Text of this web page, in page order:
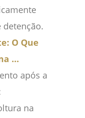
detenção.
O Que
…
após a
na